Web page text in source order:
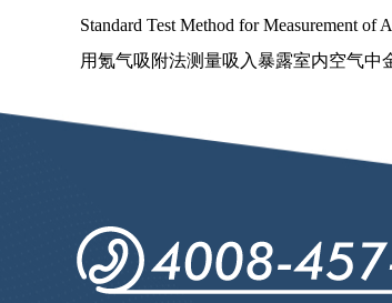
Standard Test Method for Measurement of
用氪气吸附法测量吸入暴露室内空气